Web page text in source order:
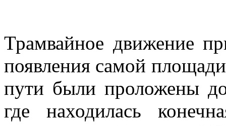
Трамвайное движение
появления самой
пути были проложены до
где находилась